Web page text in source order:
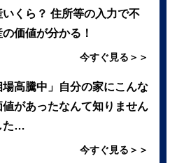
いくら？ 住所等の入力で不
価値が分かる！
今すぐ見る＞＞
場高騰中」自分の家にこんな
値があったなんて知りません
た…
今すぐ見る＞＞